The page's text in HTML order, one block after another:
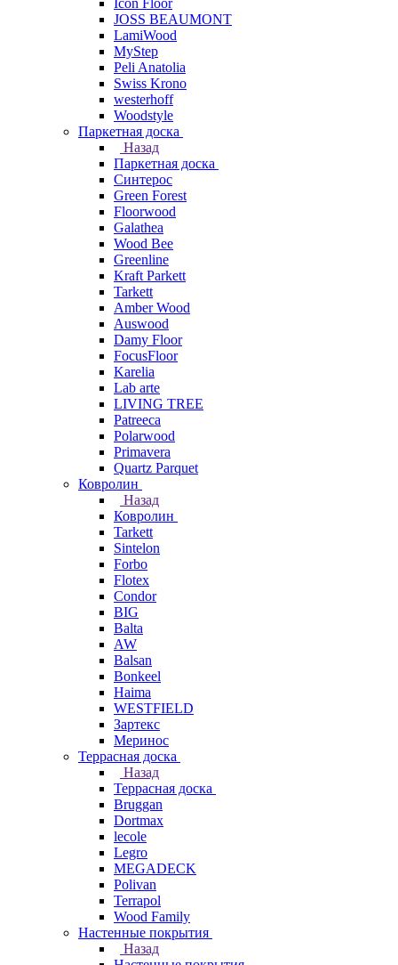
Icon Floor
JOSS BEAUMONT
LamiWood
MyStep
Peli Anatolia
Swiss Krono
westerhoff
Woodstyle
Паркетная доска
Назад
Паркетная доска
Синтерос
Green Forest
Floorwood
Galathea
Wood Bee
Greenline
Kraft Parkett
Tarkett
Amber Wood
Auswood
Damy Floor
FocusFloor
Karelia
Lab arte
LIVING TREE
Patreeca
Polarwood
Primavera
Quartz Parquet
Ковролин
Назад
Ковролин
Tarkett
Sintelon
Forbo
Flotex
Condor
BIG
Balta
AW
Balsan
Bonkeel
Haima
WESTFIELD
Зартекс
Меринос
Террасная доска
Назад
Террасная доска
Bruggan
Dortmax
lecole
Legro
MEGADECK
Polivan
Terrapol
Wood Family
Настенные покрытия
Назад